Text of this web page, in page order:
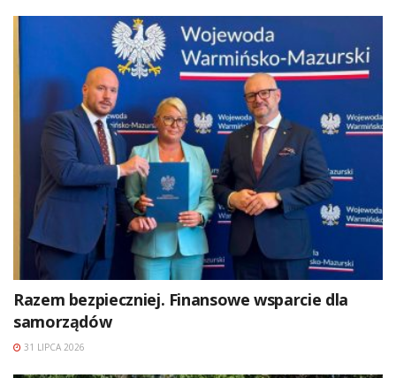
Razem bezpieczniej. Finansowe wsparcie dla
samorządów
31 LIPCA 2026